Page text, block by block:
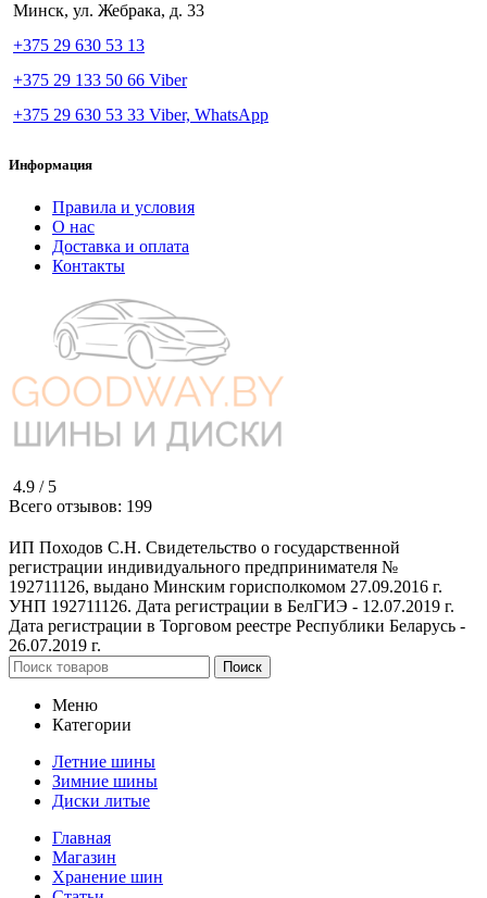
Минск, ул. Жебрака, д. 33
+375 29 630 53 13
+375 29 133 50 66 Viber
+375 29 630 53 33 Viber, WhatsApp
Информация
Правила и условия
О нас
Доставка и оплата
Контакты
4.9 / 5
Всего отзывов: 199
ИП Походов С.Н. Свидетельство о государственной
регистрации индивидуального предпринимателя №
192711126, выдано Минским горисполкомом 27.09.2016 г.
УНП 192711126. Дата регистрации в БелГИЭ - 12.07.2019 г.
Дата регистрации в Торговом реестре Республики Беларусь -
26.07.2019 г.
Поиск
Меню
Категории
Летние шины
Зимние шины
Диски литые
Главная
Магазин
Хранение шин